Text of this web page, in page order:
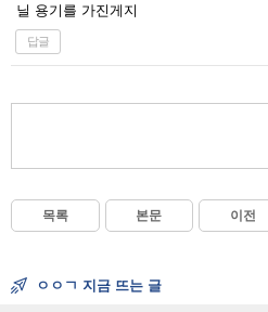
닐 용기를 가진게지
답글
목록 본문 이전
ㅇㅇㄱ 지금 뜨는 글